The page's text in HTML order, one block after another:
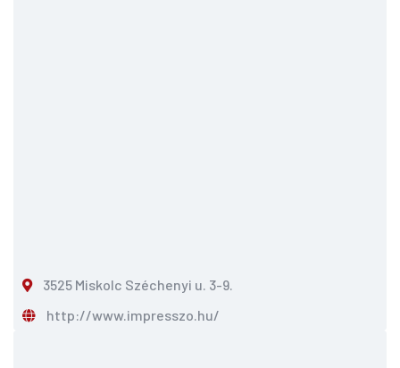
3525 Miskolc Széchenyi u. 3-9.
http://www.impresszo.hu/